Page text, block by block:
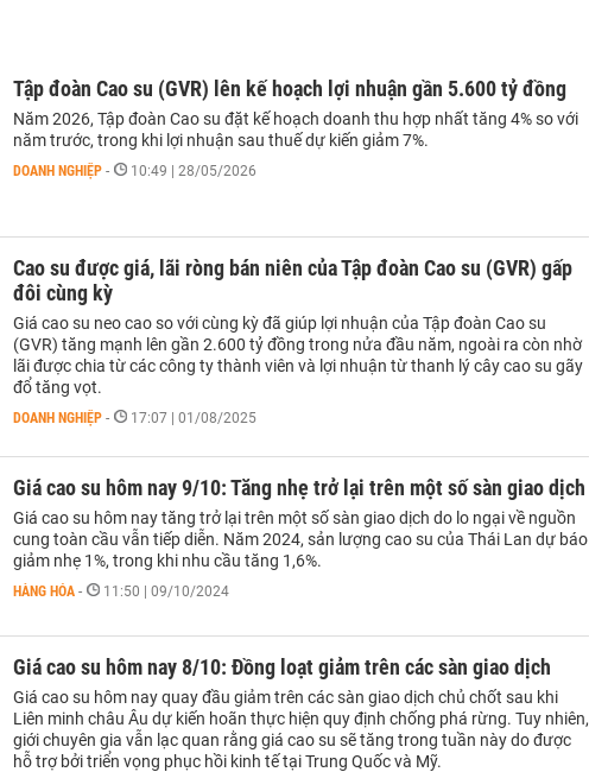
Tập đoàn Cao su (GVR) lên kế hoạch lợi nhuận gần 5.600 tỷ đồng
Năm 2026, Tập đoàn Cao su đặt kế hoạch doanh thu hợp nhất tăng 4% so với
năm trước, trong khi lợi nhuận sau thuế dự kiến giảm 7%.
DOANH NGHIỆP - 10:49 | 28/05/2026
Cao su được giá, lãi ròng bán niên của Tập đoàn Cao su (GVR) gấp
đôi cùng kỳ
Giá cao su neo cao so với cùng kỳ đã giúp lợi nhuận của Tập đoàn Cao su
(GVR) tăng mạnh lên gần 2.600 tỷ đồng trong nửa đầu năm, ngoài ra còn nhờ
lãi được chia từ các công ty thành viên và lợi nhuận từ thanh lý cây cao su gãy
đổ tăng vọt.
DOANH NGHIỆP - 17:07 | 01/08/2025
Giá cao su hôm nay 9/10: Tăng nhẹ trở lại trên một số sàn giao dịch
Giá cao su hôm nay tăng trở lại trên một số sàn giao dịch do lo ngại về nguồn
cung toàn cầu vẫn tiếp diễn. Năm 2024, sản lượng cao su của Thái Lan dự báo
giảm nhẹ 1%, trong khi nhu cầu tăng 1,6%.
HÀNG HÓA - 11:50 | 09/10/2024
Giá cao su hôm nay 8/10: Đồng loạt giảm trên các sàn giao dịch
Giá cao su hôm nay quay đầu giảm trên các sàn giao dịch chủ chốt sau khi
Liên minh châu Âu dự kiến hoãn thực hiện quy định chống phá rừng. Tuy nhiên,
giới chuyên gia vẫn lạc quan rằng giá cao su sẽ tăng trong tuần này do được
hỗ trợ bởi triển vọng phục hồi kinh tế tại Trung Quốc và Mỹ.